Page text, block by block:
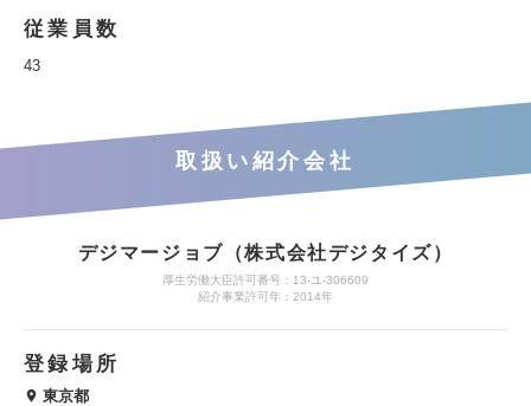
従業員数
43
取扱い紹介会社
デジマージョブ（株式会社デジタイズ）
厚生労働大臣許可番号：13-ユ-306609
紹介事業許可年：2014年
登録場所
東京都